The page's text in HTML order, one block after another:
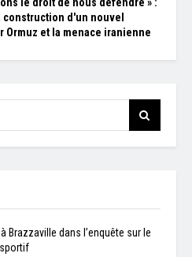
construction d'un nouvel
et la menace iranienne
Brazzaville dans l’enquête sur le